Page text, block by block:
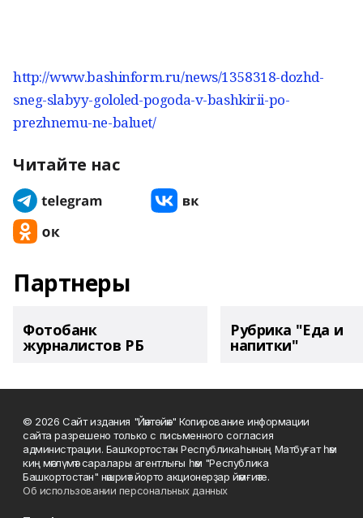
http://www.bashinform.ru/news/1358318-dozhd-
sneg-slabyy-gololed-pogoda-v-bashkirii-po-
prezhnemu-ne-baluet/
Читайте нас
Партнеры
Фотобанк
журналистов РБ
Рубрика "Еда и
напитки"
© 2026 Сайт издания "Йәнтөйәк" Копирование информации
сайта разрешено только с письменного согласия
администрации. Башҡортостан Республикаһының Матбуғат һәм
киң мәғлүмәт саралары агентлығы һәм "Республика
Башкортостан" нәшриәт йорто акционерҙар йәмғиәте.
Об использовании персональных данных